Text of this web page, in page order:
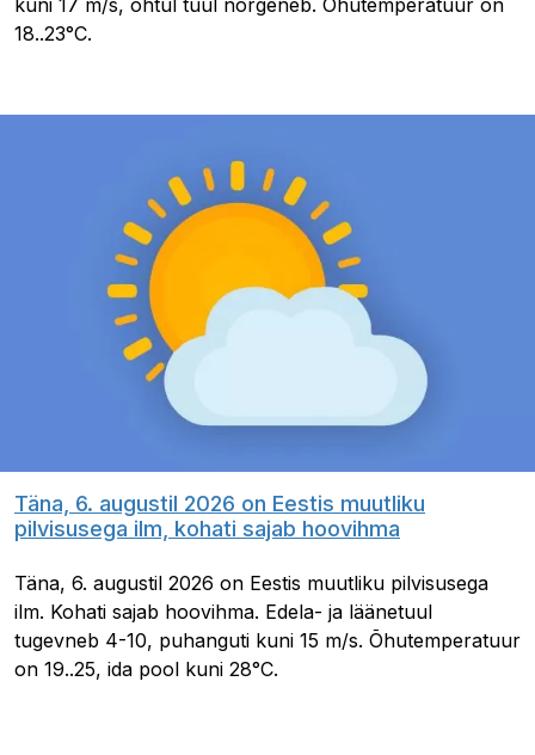
kuni 17 m/s, õhtul tuul nõrgeneb. Õhutemperatuur on
18..23°C.
Täna, 6. augustil 2026 on Eestis muutliku
pilvisusega ilm, kohati sajab hoovihma
Täna, 6. augustil 2026 on Eestis muutliku pilvisusega
ilm. Kohati sajab hoovihma. Edela- ja läänetuul
tugevneb 4-10, puhanguti kuni 15 m/s. Õhutemperatuur
on 19..25, ida pool kuni 28°C.